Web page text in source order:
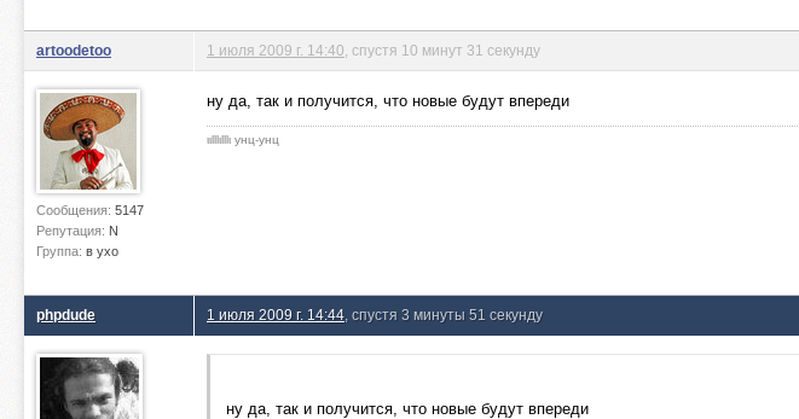
artoodetoo
Сообщения: 5147
Репутация: N
Группа: в ухо
1 июля 2009 г. 14:40 , спустя 10 минут 31 секунду
ну да, так и получится, что новые будут впереди
ιιlllιlllι унц-унц
phpdude 1 июля 2009 г. 14:44 , спустя 3 минуты 51 секунду
ну да, так и получится, что новые будут впереди